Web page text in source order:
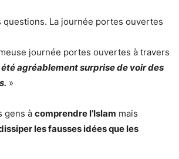
La journée portes ouvertes
journée portes ouvertes à travers
été agréablement surprise de voir des
»
gens à comprendre l’Islam mais
les fausses idées que les